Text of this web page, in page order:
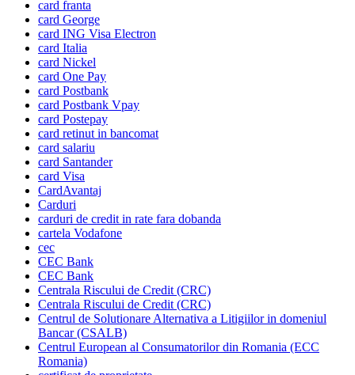
card franta
card George
card ING Visa Electron
card Italia
card Nickel
card One Pay
card Postbank
card Postbank Vpay
card Postepay
card retinut in bancomat
card salariu
card Santander
card Visa
CardAvantaj
Carduri
carduri de credit in rate fara dobanda
cartela Vodafone
cec
CEC Bank
CEC Bank
Centrala Riscului de Credit (CRC)
Centrala Riscului de Credit (CRC)
Centrul de Solutionare Alternativa a Litigiilor in domeniul
Bancar (CSALB)
Centrul European al Consumatorilor din Romania (ECC
Romania)